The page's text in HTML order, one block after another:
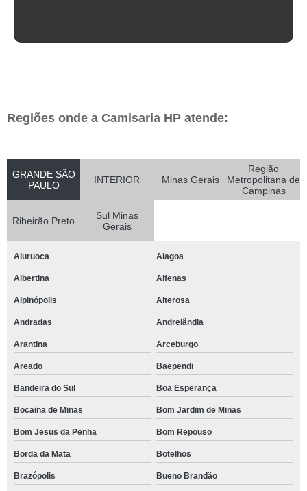
Regiões onde a Camisaria HP atende:
GRANDE SÃO
PAULO
INTERIOR Minas Gerais
Região
Metropolitana de
Campinas
Ribeirão Preto
Sul Minas
Gerais
Aiuruoca Alagoa
Albertina Alfenas
Alpinópolis Alterosa
Andradas Andrelândia
Arantina Arceburgo
Areado Baependi
Bandeira do Sul Boa Esperança
Bocaina de Minas Bom Jardim de Minas
Bom Jesus da Penha Bom Repouso
Borda da Mata Botelhos
Brazópolis Bueno Brandão